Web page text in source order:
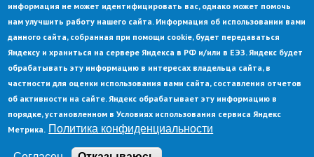
© Администрация города Заречный
Электронная почта:
adm@zarechny.zato.ru
sends
e-
mail)
Пензенская обл, г. Заречный, пр-кт. 30-летия Победы, д. 27, 442960
При публикации материалов сайта ссылка на источник обязательна.
Политика конфиденциальности Ссылка на старый сайт
информация не может идентифицировать вас, однако может помочь
нам улучшить работу нашего сайта. Информация об использовании вами
данного сайта, собранная при помощи cookie, будет передаваться
Яндексу и храниться на сервере Яндекса в РФ и/или в ЕЭЗ. Яндекс будет
обрабатывать эту информацию в интересах владельца сайта, в
частности для оценки использования вами сайта, составления отчетов
об активности на сайте. Яндекс обрабатывает эту информацию в
порядке, установленном в Условиях использования сервиса Яндекс
Метрика. Политика конфиденциальности